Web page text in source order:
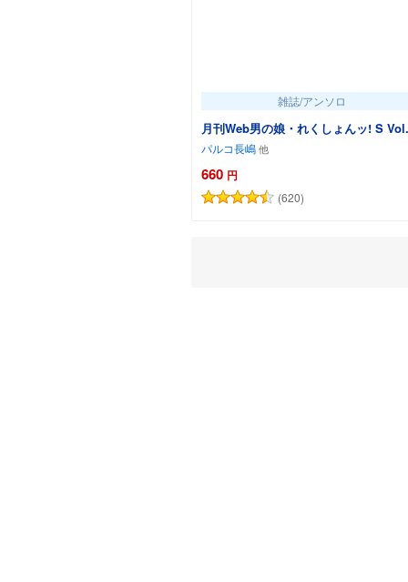
雑誌/アンソロ
月刊Web男の娘・れくしょんッ! S
パルコ長嶋
660 円
(620)
カートに追加